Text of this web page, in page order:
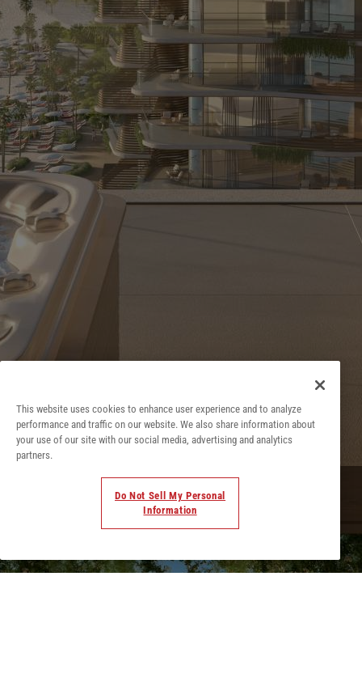
POLÍTICA DE COOKIES
POLÍTICA DE PRIVACIDAD
This website uses cookies to enhance user experience and to analyze
performance and traffic on our website. We also share information about
your use of our site with our social media, advertising and analytics
partners.
Do Not Sell My Personal
Information